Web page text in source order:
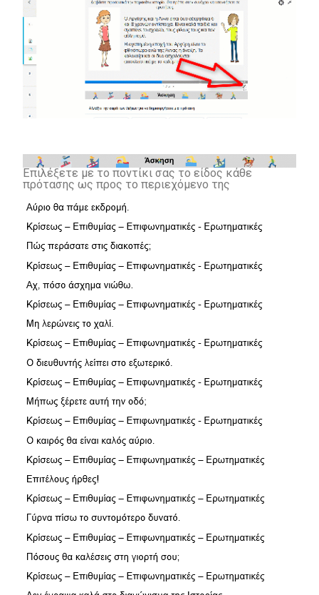
Επιλέξετε με το ποντίκι σας το είδος κάθε
πρότασης ως προς το περιεχόμενο της